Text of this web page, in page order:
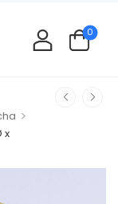
0
>
x